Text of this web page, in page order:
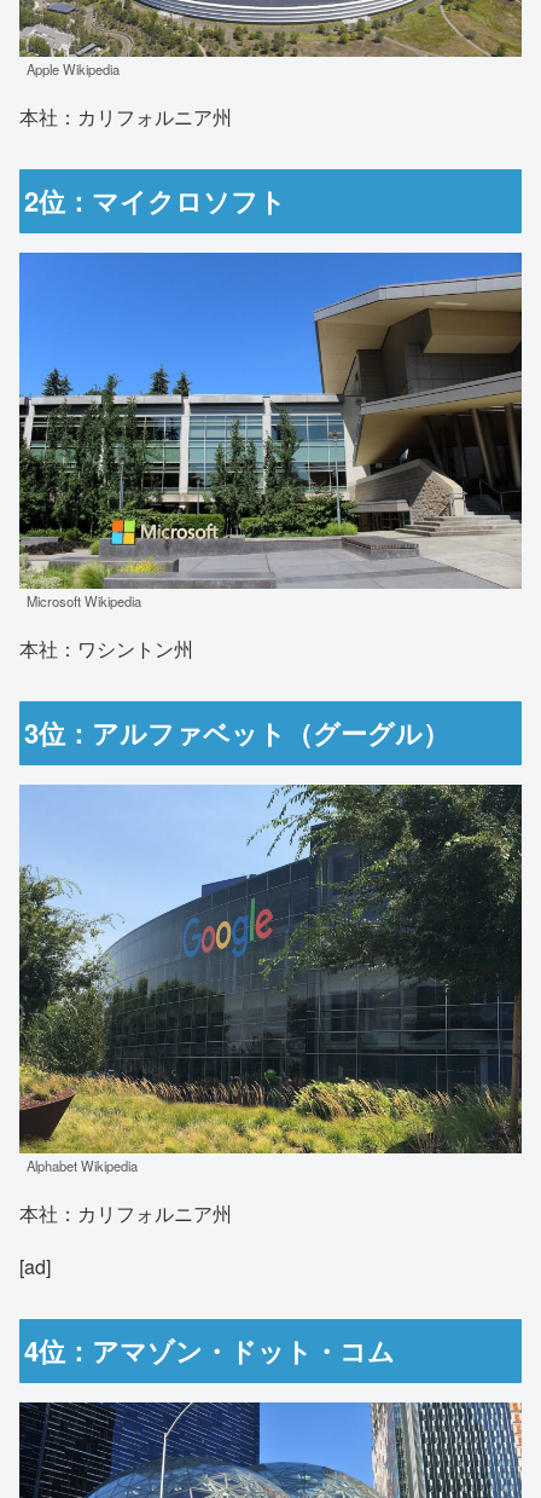
Apple Wikipedia
本社：カリフォルニア州
2位：マイクロソフト
Microsoft Wikipedia
本社：ワシントン州
3位：アルファベット（グーグル）
Alphabet Wikipedia
本社：カリフォルニア州
[ad]
4位：アマゾン・ドット・コム